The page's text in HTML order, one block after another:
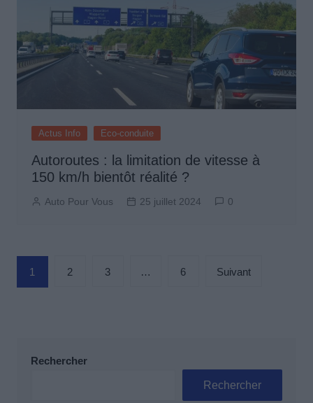
Actus Info Eco-conduite
Autoroutes : la limitation de vitesse à
150 km/h bientôt réalité ?
Auto Pour Vous 25 juillet 2024 0
Pagination
des
1 2 3 … 6 Suivant
Rechercher
Rechercher